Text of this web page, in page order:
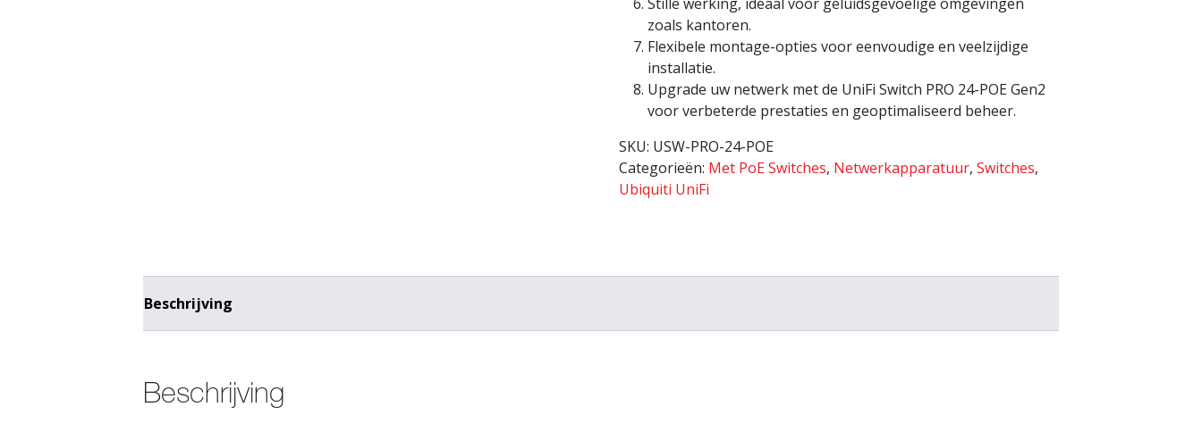
zoals kantoren.
Flexibele montage-opties voor eenvoudige en veelzijdige
installatie.
Upgrade uw netwerk met de UniFi Switch PRO 24-POE Gen2
voor verbeterde prestaties en geoptimaliseerd beheer.
SKU: USW-PRO-24-POE
Categorieën: Met PoE Switches, Netwerkapparatuur,Switches,
Ubiquiti UniFi
Beschrijving
Beschrijving